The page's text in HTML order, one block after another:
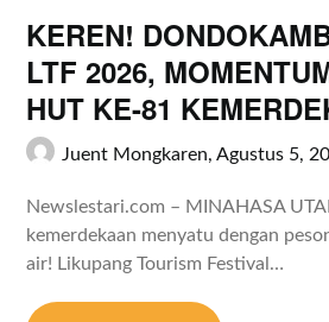
KEREN!
LTF 2026,
HUT KE-81
Juent Mongkaren,Agustus 5,
Newslestari.com – MINAHASA
kemerdekaan menyatu dengan
air! Likupang Tourism Festival…